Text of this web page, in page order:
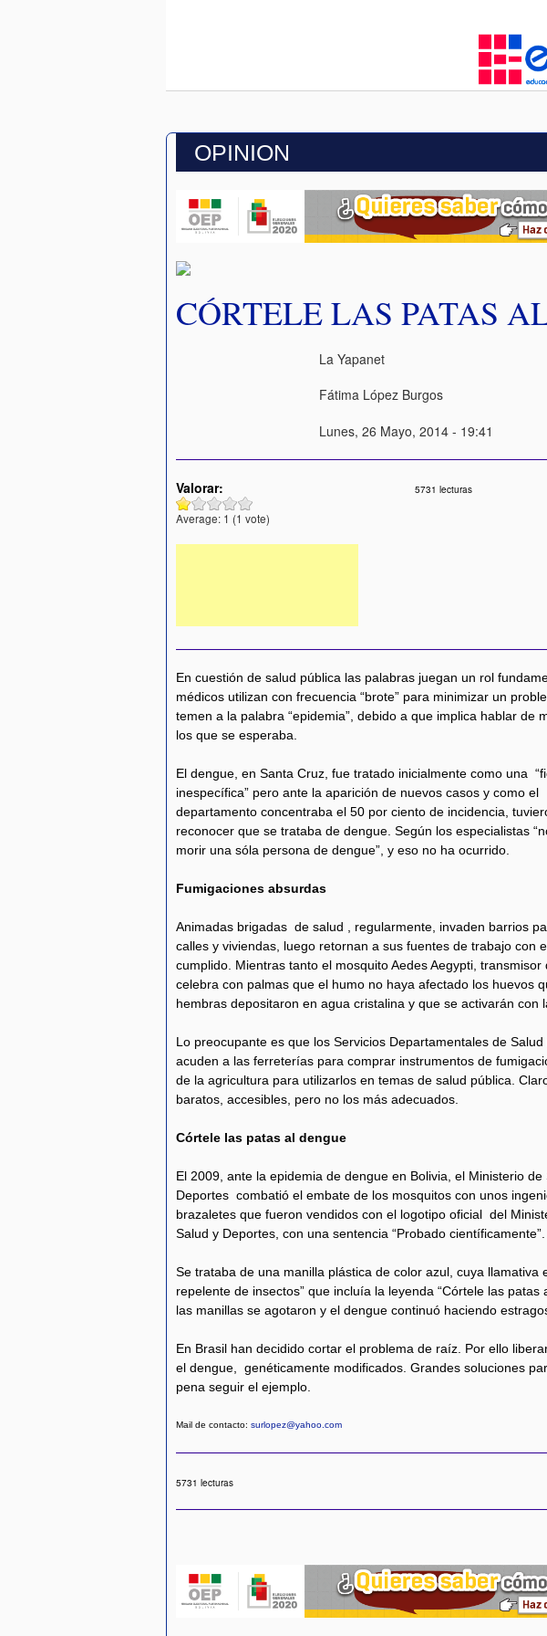
OPINION
CÓRTELE LAS PATAS
La Yapanet
Fátima López Burgos
Lunes, 26 Mayo, 2014 - 19:41
Valorar:
Average: 1 (1 vote)
5731 lecturas
En cuestión de salud pública las palabras juegan un rol
médicos utilizan con frecuencia “brote” para minimizar un
temen a la palabra “epidemia”, debido a que implica hablar de
los que se esperaba.
El dengue, en Santa Cruz, fue tratado inicialmente como una
inespecífica” pero ante la aparición de nuevos casos y como el
departamento concentraba el 50 por ciento de incidencia,
reconocer que se trataba de dengue. Según los especialistas
morir una sóla persona de dengue”, y eso no ha ocurrido.
Fumigaciones absurdas
Animadas brigadas de salud , regularmente, invaden barrios
calles y viviendas, luego retornan a sus fuentes de trabajo con
cumplido. Mientras tanto el mosquito Aedes Aegypti, transmisor
celebra con palmas que el humo no haya afectado los huevos
hembras depositaron en agua cristalina y que se activarán con
Lo preocupante es que los Servicios Departamentales de Salud
acuden a las ferreterías para comprar instrumentos de
de la agricultura para utilizarlos en temas de salud pública.
baratos, accesibles, pero no los más adecuados.
Córtele las patas al dengue
El 2009, ante la epidemia de dengue en Bolivia, el Ministerio de
Deportes combatió el embate de los mosquitos con unos
brazaletes que fueron vendidos con el logotipo oficial del
Salud y Deportes, con una sentencia “Probado científicamente”.
Se trataba de una manilla plástica de color azul, cuya llamativa
repelente de insectos” que incluía la leyenda “Córtele las patas
las manillas se agotaron y el dengue continuó haciendo
En Brasil han decidido cortar el problema de raíz. Por ello
el dengue, genéticamente modificados. Grandes soluciones
pena seguir el ejemplo.
Mail de contacto: surlopez@yahoo.com
5731 lecturas